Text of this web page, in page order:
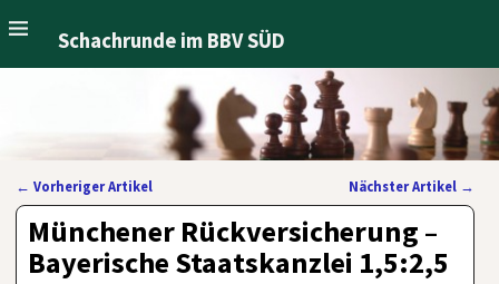
Schachrunde im BBV SÜD
Artikelnavigation
← Vorheriger Artikel Nächster Artikel →
Münchener Rückversicherung –
Bayerische Staatskanzlei 1,5:2,5